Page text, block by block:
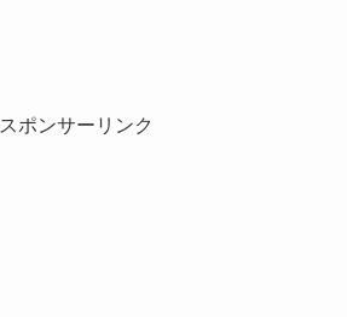
スポンサーリンク